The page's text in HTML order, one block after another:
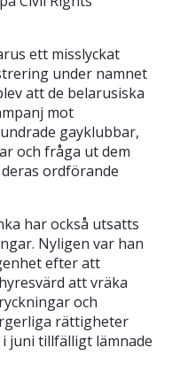
ett misslyckat
under namnet
att de belarusiska
mot
gayklubbar,
och fråga ut dem
ordförande
har också utsatts
Nyligen var han
efter att
att vräka
och
rättigheter
juni tillfälligt lämnade